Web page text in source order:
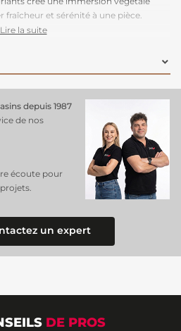
fraîcheur et sérénité à une pièce.
ou même un espace de travail, ce
et moderne à votre décoration.
Lire la suite
depuis 1987
de nos
écoute pour
un expert
DE PROS